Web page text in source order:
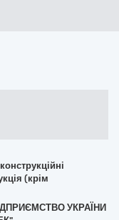
(крім
УКРАЇНИ